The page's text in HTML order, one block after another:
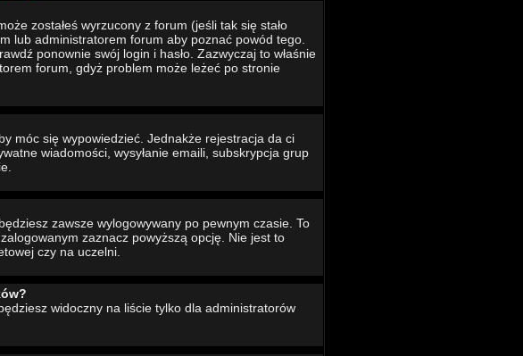
zostałeś wyrzucony z forum (jeśli tak się stało
lub administratorem forum aby poznać powód tego.
ponownie swój login i hasło. Zazwyczaj to właśnie
forum, gdyż problem może leżeć po stronie
móc się wypowiedzieć. Jednakże rejestracja da ci
wiadomości, wysyłanie emaili, subskrypcja grup
zawsze wylogowywany po pewnym czasie. To
zaznacz powyższą opcję. Nie jest to
czy na uczelni.
widoczny na liście tylko dla administratorów